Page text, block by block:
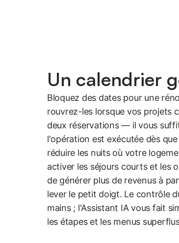
Un calendrier
Bloquez des dates pour une
rouvrez-les lorsque vos projets
deux réservations — il vous
l'opération est exécutée dès
réduire les nuits où votre
activer les séjours courts et les
de générer plus de revenus à
lever le petit doigt. Le contrôle
mains ; l'Assistant IA vous fait
les étapes et les menus